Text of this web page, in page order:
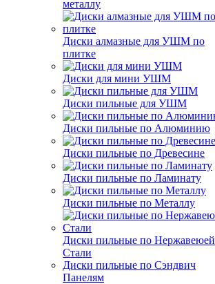
металлу
Диски алмазные для УШМ по
плитке
Диски для мини УШМ
Диски пильные для УШМ
Диски пильные по Алюминию
Диски пильные по Древесине
Диски пильные по Ламинату
Диски пильные по Металлу
Диски пильные по Нержавеюей
Стали
Диски пильные по Сэндвич
Панелям